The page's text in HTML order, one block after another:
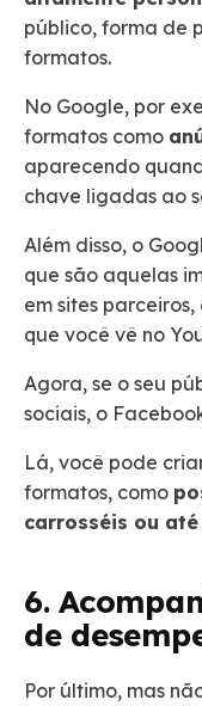
público, forma de
formatos.
No Google, por
formatos como
aparecendo
chave ligadas ao
Além disso, o
que são aquelas
em sites
que você vê no
Agora, se o seu
sociais, o
Lá, você pode
formatos, como
carrosséis ou
6.
de
Por último, mas